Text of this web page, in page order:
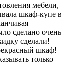
мебели,
шкаф-купе в
сделано очень
сделали!
шкаф!
только